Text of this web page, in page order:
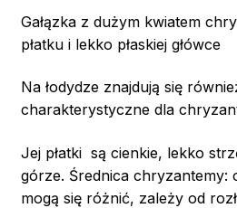
Gałązka z dużym kwiatem
płatku i lekko płaskiej główce
Na łodydze znajdują się
charakterystyczne dla
Jej płatki są cienkie, lekko
górze. Średnica chryzantemy:
mogą się różnić, zależy od